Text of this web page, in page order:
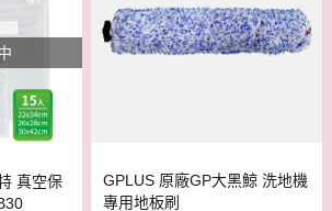
真空保
GPLUS 原廠GP大黑鯨 洗地機
專用地板刷